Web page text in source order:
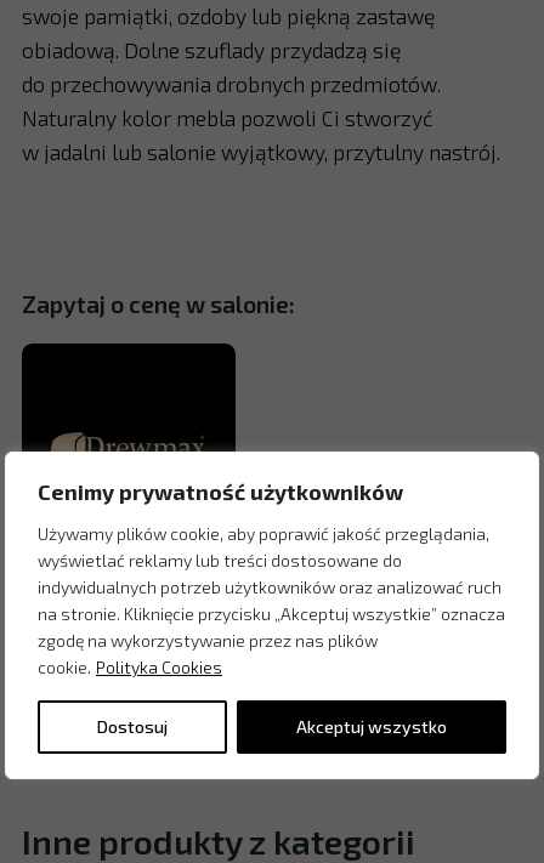
Cenimy prywatność użytkowników
Używamy plików cookie, aby poprawić jakość przeglądania,
wyświetlać reklamy lub treści dostosowane do
indywidualnych potrzeb użytkowników oraz analizować ruch
na stronie. Kliknięcie przycisku „Akceptuj wszystkie” oznacza
zgodę na wykorzystywanie przez nas plików
cookie. Polityka Cookies
Dostosuj Akceptuj wszystko
swoje pamiątki, ozdoby lub piękną zastawę
obiadową. Dolne szuflady przydadzą się
do przechowywania drobnych przedmiotów.
Naturalny kolor mebla pozwoli Ci stworzyć
w jadalni lub salonie wyjątkowy, przytulny nastrój.
Zapytaj o cenę w salonie:
Inne produkty z kategorii